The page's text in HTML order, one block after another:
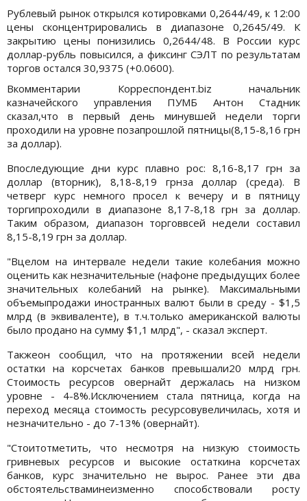
Рублевый рынок открылся котировками 0,2644/49, к 12:00
цены сконцентрировались в диапазоне 0,2645/49. К
закрытию цены понизились 0,2644/48. В России курс
доллар-рубль повысился, а фиксинг СЭЛТ по результатам
торгов остался 30,9375 (+0.0600).
Вкомментарии Корреспондент.biz начальник
казначейского управления ПУМБ Антон Стадник
сказал,что в первый день минувшей недели торги
проходили на уровне позапрошлой пятницы(8,15-8,16 грн
за доллар).
Впоследующие дни курс плавно рос: 8,16-8,17 грн за
доллар (вторник), 8,18-8,19 грнза доллар (среда). В
четверг курс немного просел к вечеру и в пятницу
торгипроходили в диапазоне 8,17-8,18 грн за доллар.
Таким образом, диапазон торговвсей недели составил
8,15-8,19 грн за доллар.
"Вцелом на интервале недели такие колебания можно
оценить как незначительные (нафоне предыдущих более
значительных колебаний на рынке). Максимальными
объемыпродажи иностранных валют были в среду - $1,5
млрд (в эквиваленте), в т.ч.только американской валюты
было продано на сумму $1,1 млрд", - сказал эксперт.
Такжеон сообщил, что на протяжении всей недели
остатки на корсчетах банков превышали20 млрд грн.
Стоимость ресурсов овернайт держалась на низком
уровне - 4-8%.Исключением стала пятница, когда на
переход месяца стоимость ресурсовувеличилась, хотя и
незначительно - до 7-13% (овернайт).
"Стоитотметить, что несмотря на низкую стоимость
гривневых ресурсов и высокие остаткина корсчетах
банков, курс значительно не вырос. Ранее эти два
обстоятельстваминеизменно способствовали росту